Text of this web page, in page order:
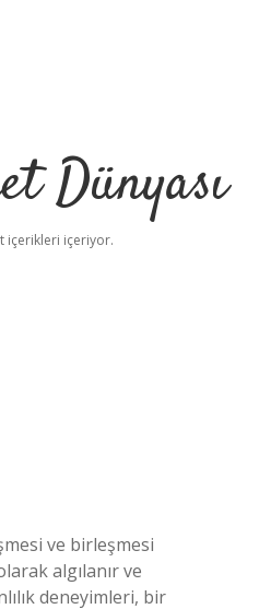
Dünyası
içerikleri içeriyor.
ve birleşmesi
algılanır ve
deneyimleri, bir